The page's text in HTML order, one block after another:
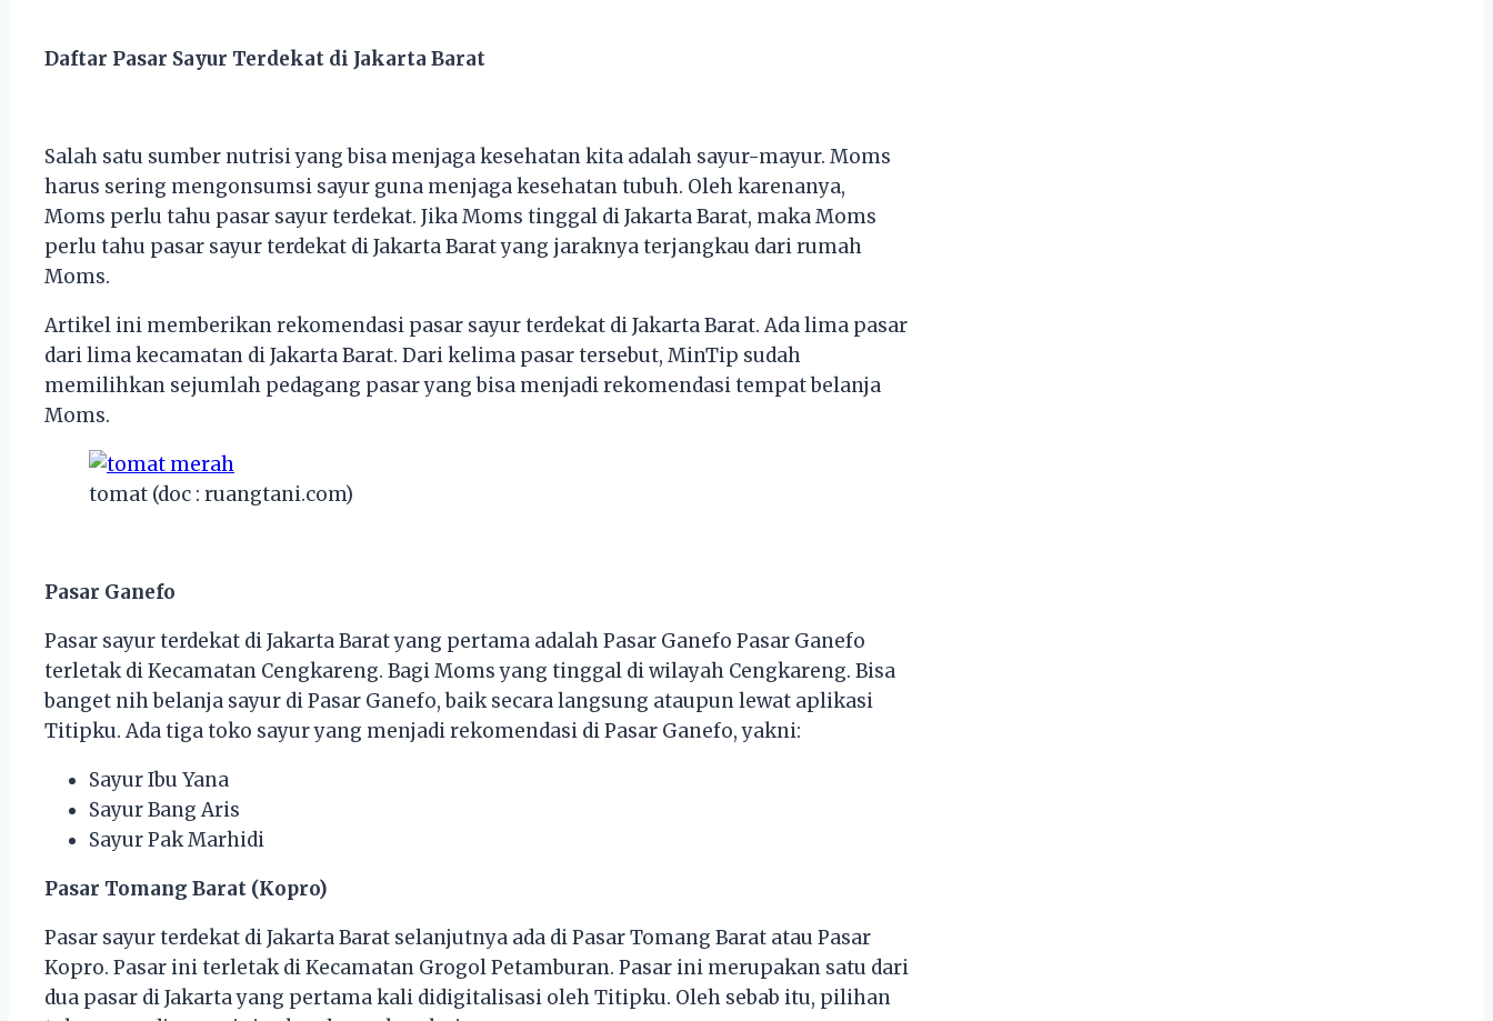
Daftar Pasar Sayur Terdekat di Jakarta Barat
Salah satu sumber nutrisi yang bisa menjaga kesehatan kita adalah sayur-mayur. Moms
harus sering mengonsumsi sayur guna menjaga kesehatan tubuh. Oleh karenanya,
Moms perlu tahu pasar sayur terdekat. Jika Moms tinggal di Jakarta Barat, maka Moms
perlu tahu pasar sayur terdekat di Jakarta Barat yang jaraknya terjangkau dari rumah
Moms.
Artikel ini memberikan rekomendasi pasar sayur terdekat di Jakarta Barat. Ada lima pasar
dari lima kecamatan di Jakarta Barat. Dari kelima pasar tersebut, MinTip sudah
memilihkan sejumlah pedagang pasar yang bisa menjadi rekomendasi tempat belanja
Moms.
tomat (doc : ruangtani.com)
Pasar Ganefo
Pasar sayur terdekat di Jakarta Barat yang pertama adalah Pasar Ganefo Pasar Ganefo
terletak di Kecamatan Cengkareng. Bagi Moms yang tinggal di wilayah Cengkareng. Bisa
banget nih belanja sayur di Pasar Ganefo, baik secara langsung ataupun lewat aplikasi
Titipku. Ada tiga toko sayur yang menjadi rekomendasi di Pasar Ganefo, yakni:
Sayur Ibu Yana
Sayur Bang Aris
Sayur Pak Marhidi
Pasar Tomang Barat (Kopro)
Pasar sayur terdekat di Jakarta Barat selanjutnya ada di Pasar Tomang Barat atau Pasar
Kopro. Pasar ini terletak di Kecamatan Grogol Petamburan. Pasar ini merupakan satu dari
dua pasar di Jakarta yang pertama kali didigitalisasi oleh Titipku. Oleh sebab itu, pilihan